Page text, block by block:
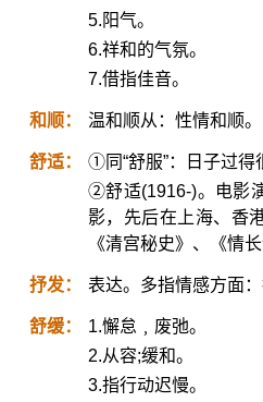
5.阳气。
6.祥和的气氛。
7.借指佳音。
和顺： 温和顺从：性情和顺。
舒适：
①同“舒服”：日子过得
②舒适(1916-)。电影
影，先后在上海、香
《清宫秘史》、《情
抒发： 表达。多指情感方面：
舒缓：
1.懈怠﹐废弛。
2.从容;缓和。
3.指行动迟慢。